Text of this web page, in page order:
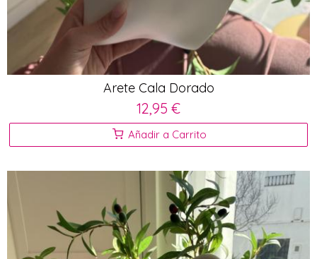
Arete Cala Dorado
12,95 €
Añadir a Carrito